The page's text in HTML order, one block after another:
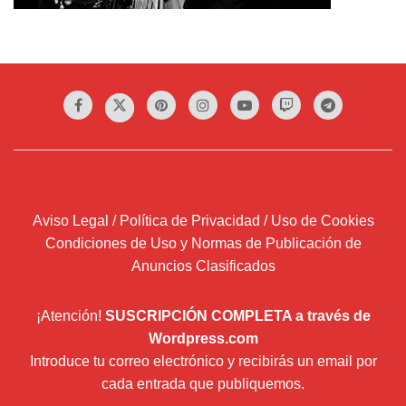
Aviso Legal / Política de Privacidad / Uso de Cookies
Condiciones de Uso y Normas de Publicación de
Anuncios Clasificados
¡Atención! SUSCRIPCIÓN COMPLETA a través de
Wordpress.com
Introduce tu correo electrónico y recibirás un email por
cada entrada que publiquemos.